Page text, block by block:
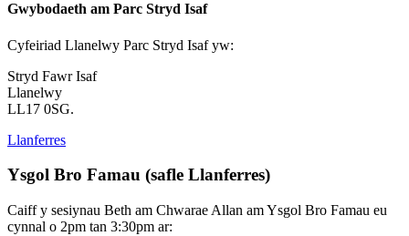
Gwybodaeth am Parc Stryd Isaf
Cyfeiriad Llanelwy Parc Stryd Isaf yw:
Stryd Fawr Isaf
Llanelwy
LL17 0SG.
Llanferres
Ysgol Bro Famau (safle Llanferres)
Caiff y sesiynau Beth am Chwarae Allan am Ysgol Bro Famau eu
cynnal o 2pm tan 3:30pm ar: